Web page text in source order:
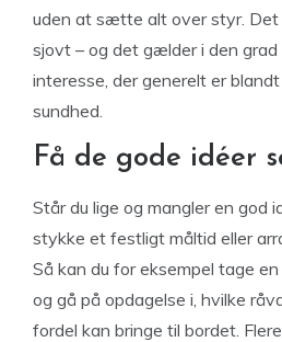
uden at sætte alt over styr. Det
sjovt – og det gælder i den
interesse, der generelt er
sundhed.
Få de gode idéer
Står du lige og mangler en god
stykke et festligt måltid eller
Så kan du for eksempel tage
og gå på opdagelse i, hvilke
fordel kan bringe til bordet.